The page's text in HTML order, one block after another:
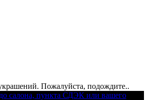
Пожалуйста, подождите..
до салона, пункта СДЭК или вашего